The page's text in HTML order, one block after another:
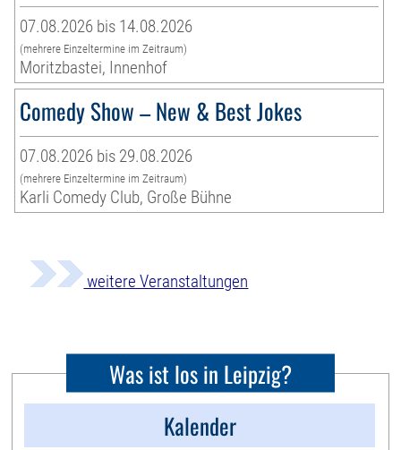
07.08.2026 bis 14.08.2026
(mehrere Einzeltermine im Zeitraum)
Moritzbastei, Innenhof
Comedy Show – New & Best Jokes
07.08.2026 bis 29.08.2026
(mehrere Einzeltermine im Zeitraum)
Karli Comedy Club, Große Bühne
weitere Veranstaltungen
Was ist los in Leipzig?
Kalender